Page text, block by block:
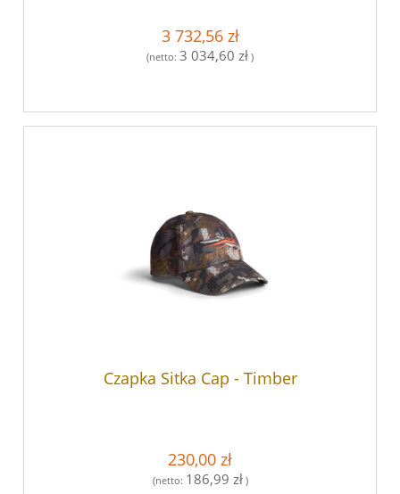
3 732,56 zł
(netto: 3 034,60 zł )
Czapka Sitka Cap - Timber
230,00 zł
(netto: 186,99 zł)